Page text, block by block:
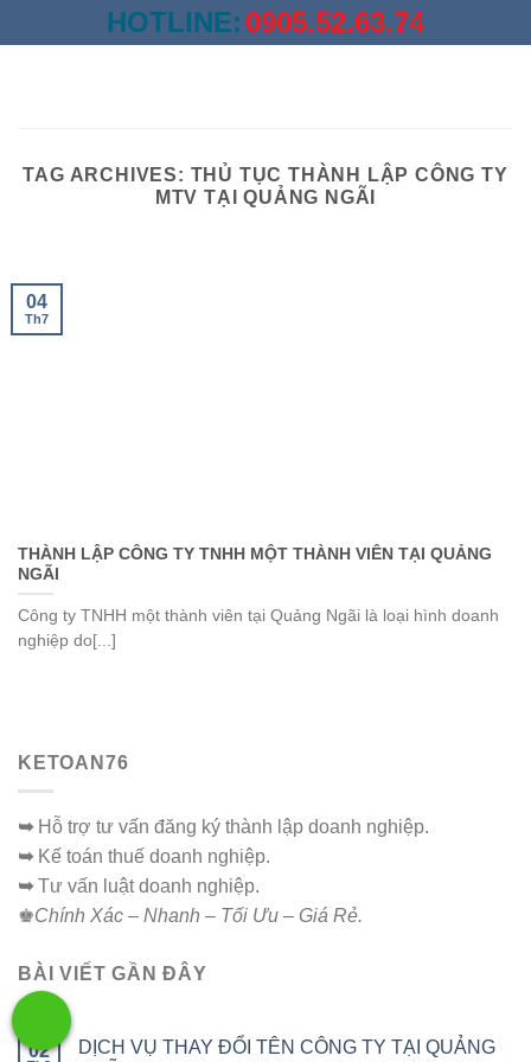
to
HOTLINE: 0905.52.63.74
TAG ARCHIVES: THỦ TỤC THÀNH LẬP CÔNG TY
MTV TẠI QUẢNG NGÃI
THÀNH LẬP CÔNG TY TNHH MỘT THÀNH VIÊN TẠI QUẢNG
NGÃI
Công ty TNHH một thành viên tại Quảng Ngãi là loại hình doanh
nghiệp do[...]
04
Th7
KETOAN76
➥ Hỗ trợ tư vấn đăng ký thành lập doanh nghiệp.
➥ Kế toán thuế doanh nghiệp.
➥ Tư vấn luật doanh nghiệp.
♚Chính Xác – Nhanh – Tối Ưu – Giá Rẻ.
BÀI VIẾT GẦN ĐÂY
02
DỊCH VỤ THAY ĐỔI TÊN CÔNG TY TẠI QUẢNG